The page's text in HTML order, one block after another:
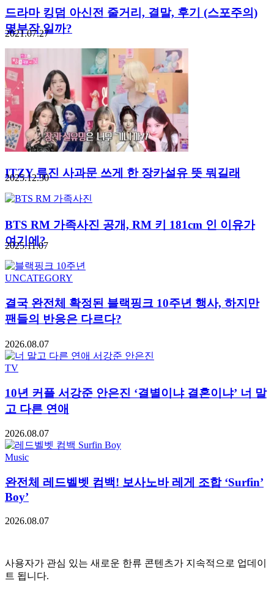
드라마 킹덤 아신전 줄거리, 결말, 후기 (스포주의)
몇부작 일까?
2021.07.27
ITZY 류진 사과문 쓰게 한 장카설유 뜻 뭐길래
2025.12.30
BTS RM 가족사진 공개, RM 키 181cm 인 이유가
여기에?
2025.11.07
UNCATEGORY
결국 완전체 확정된 블랙핑크 10주년 행사, 하지만
팬들의 반응은 다르다?
2026.08.07
TV
10년 커플 서강준 안은진 ‘결별이냐 결혼이냐’ 너 말
고 다른 연애
2026.08.07
Music
완전체 레드벨벳 컴백! 보사노바 레게 조합 ‘Surfin’
Boy’
2026.08.07
사용자가 관심 있는 새로운 한류 콘텐츠가 지속적으로 업데이
트 됩니다.